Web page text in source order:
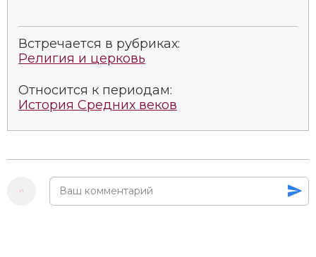
Встречается в рубриках:
Религия и церковь
Относится к периодам:
История Средних веков